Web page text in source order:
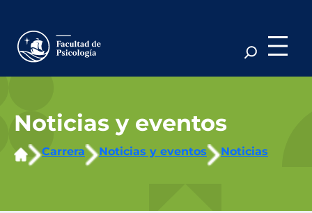
contenido
Noticias y eventos
Carrera Noticias y eventos Noticias